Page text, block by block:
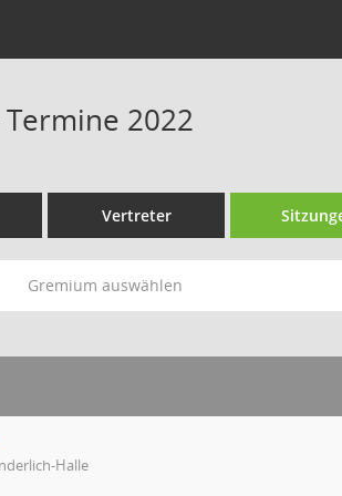
2022
Vertreter
Gremium auswählen
Halle